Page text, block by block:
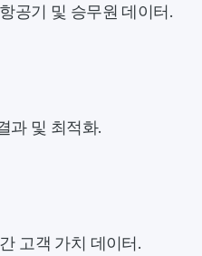
공기 및 승무원 데이터.
과 및 최적화.
고객 가치 데이터.